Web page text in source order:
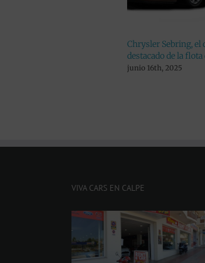
Chrysler Sebring, el descapotable más
destacado de la flota de Viva Cars
VIVA CARS EN CALPE